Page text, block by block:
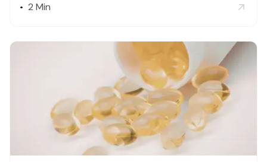
Upravo zbog toga se često nalazi u terapijskim
koža: više od dodatka […]
• 2 Min